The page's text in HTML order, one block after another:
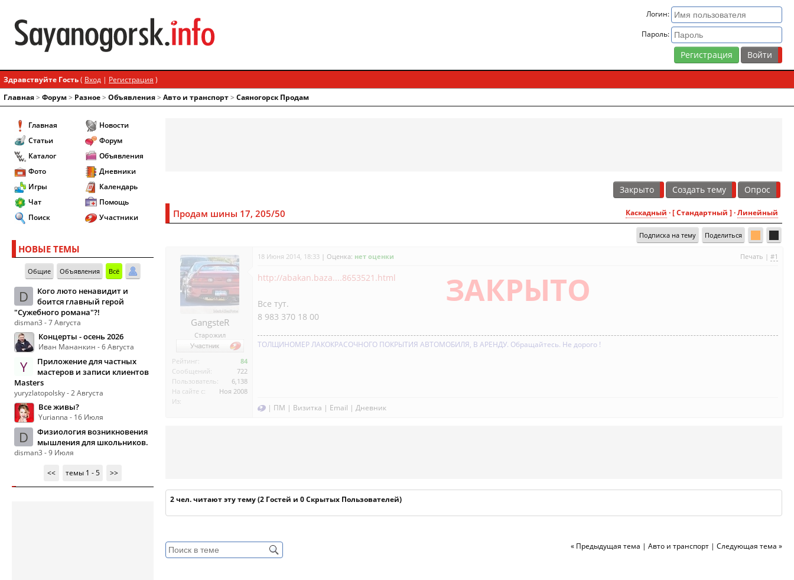
Логин:
Пароль:
Регистрация
Здравствуйте Гость( Вход | Регистрация )
Главная> Форум> Разное> Объявления> Авто и транспорт> Саяногорск Продам
Главная
Статьи
Каталог
Фото
Игры
Чат
Поиск
Новости
Форум
Объявления
Дневники
Календарь
Помощь
Участники
НОВЫЕ ТЕМЫ
Общие Объявления Всё
D
Кого люто ненавидит и
боится главный герой
"Сужебного романа"?!
disman3 - 7 Августа
Концерты - осень 2026
Иван Мананкин - 6 Августа
Y
Приложение для частных
мастеров и записи клиентов
Masters
yuryzlatopolsky - 2 Августа
Все живы?
Yurianna - 16 Июля
D
Физиология возникновения
мышления для школьников.
disman3 - 9 Июля
<<
темы 1 - 5 >>
Закрыто Создать тему Опрос
Каскадный · [ Стандартный ] ·Линейный
Продам шины 17, 205/50
Подписка на тему Поделиться
GangsteR
Старожил
Рейтинг:
84
Сообщений:
722
Пользователь:
6,138
На сайте с:
Ноя 2008
Из:
Печать | #1
18 Июня 2014, 18:33 | Оценка: нет оценки
ЗАКРЫТО
http://abakan.baza....8653521.html
Все тут.
8 983 370 18 00
ТОЛЩИНОМЕР ЛАКОКРАСОЧНОГО ПОКРЫТИЯ АВТОМОБИЛЯ, В АРЕНДУ. Обращайтесь. Не дорого !
| ПМ | Визитка | Email | Дневник
2 чел. читают эту тему (2 Гостей и 0 Скрытых Пользователей)
« Предыдущая тема | Авто и транспорт | Следующая тема »